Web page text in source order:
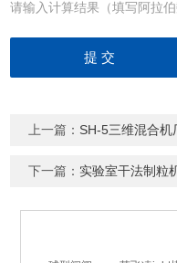
请输入计算结果（填写阿拉
上一篇： SH-5三维混合机
下一篇： 实验室干法制粒